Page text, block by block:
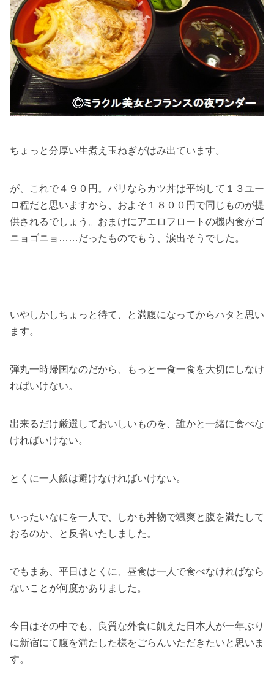
ちょっと分厚い生煮え玉ねぎがはみ出ています。
が、これで４９０円。パリならカツ丼は平均して１３ユー
ロ程だと思いますから、およそ１８００円で同じものが提
供されるでしょう。おまけにアエロフロートの機内食がゴ
ニョゴニョ……だったものでもう、涙出そうでした。
いやしかしちょっと待て、と満腹になってからハタと思い
ます。
弾丸一時帰国なのだから、もっと一食一食を大切にしなけ
ればいけない。
出来るだけ厳選しておいしいものを、誰かと一緒に食べな
ければいけない。
とくに一人飯は避けなければいけない。
いったいなにを一人で、しかも丼物で颯爽と腹を満たして
おるのか、と反省いたしました。
でもまあ、平日はとくに、昼食は一人で食べなければなら
ないことが何度かありました。
今日はその中でも、良質な外食に飢えた日本人が一年ぶり
に新宿にて腹を満たした様をごらんいただきたいと思いま
す。